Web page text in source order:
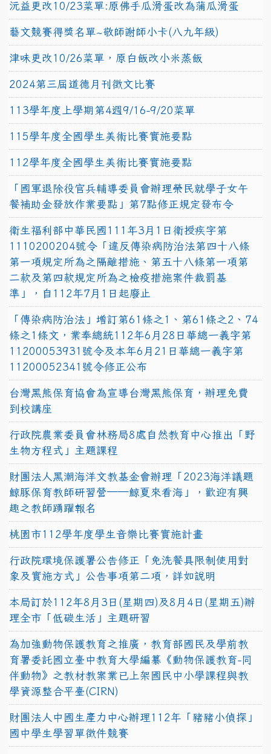
沅益更改10/23菜單:原佛手瓜滑蛋改為蒲瓜滑蛋
藝文競賽得獎名單~敬師謝師小卡(八九年級)
津味更改10/26菜單，原白飯改小米蒸飯
2024第三屆道德月刊徵文比賽
113學年度上學期第4週9/16-9/20菜單
115學年度全國學生美術比賽實施要點
112學年度全國學生美術比賽實施要點
「國軍退除役官兵輔導委員會辦理榮民就學子女午
餐補助金發放作業要點」第7點修正規定發布令
衛生福利部中華民國111年3月1日衛授疾字第
1110200204號令「違反傳染病防治法第四十八條
第一項規定所為之隔離措施、第五十八條第一項第
二款及第四款規定所為之檢疫措施案件裁罰基
準」，自112年7月1日起廢止
「傳染病防治法」增訂第61條之1、第61條之2、74
條之1條文，業奉總統112年6月28日華總一義字第
11200053931號令及本年6月21日華總一義字第
11200052341號令修正公布
台灣黑熊保育協會為宣導台灣黑熊保育，辦理免費
到校講座
行政院農業委員會林務局8處自然教育中心推出「野
生物方程式」主題課程
財團法人黑潮海洋文教基金會辦理「2023海洋議題
鯨豚保育教師研習營──鯨夏來看海」，歡迎有興
趣之教師踴躍報名
桃園市112學年度學生音樂比賽實施計畫
行政院環境保護署公告修正「免洗餐具限制使用對
象及實施方式」公告事項第二項，詳如說明
本局訂於112年8月3日(星期四)及8月4日(星期五)辦
理全市「低碳生活」主題研習
為加強動物保護教育之推廣，教育部國民及學前教
育署委託國立臺中教育大學編纂《動物保護教育-同
伴動物》之教材教案業已上架國民中小學課程與教
學資源整合平臺(CIRN)
財團法人中國生產力中心辦理112年「豬豬小偵探」
國中學生學習單徵件競賽